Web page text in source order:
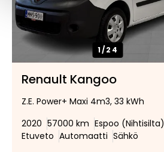
1/24
Renault Kangoo
Z.E. Power+ Maxi 4m3, 33 kWh
2020 57000 km Espoo (Nihtisilta)
Etuveto Automaatti Sähkö